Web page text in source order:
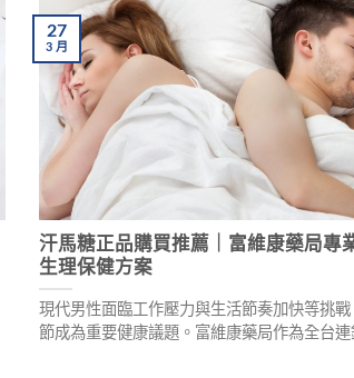
汗馬糖正品購買推薦｜富維康藥局專
生理保健方案
現代男性面臨工作壓力與生活節奏加快等挑戰
節成為重要健康議題。富維康藥局作為全台連
27
3月